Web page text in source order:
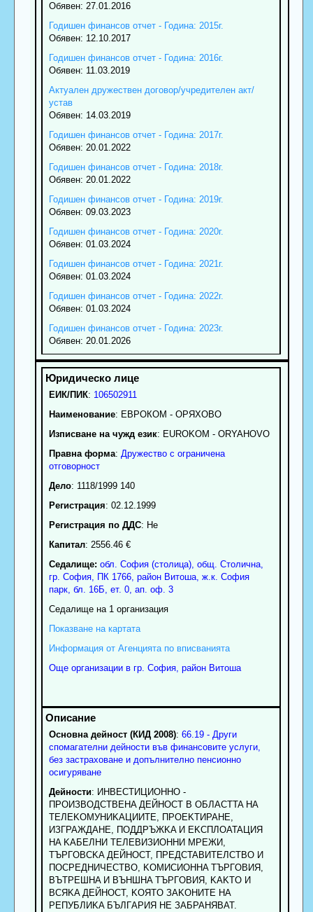
Обявен: 27.01.2016
Годишен финансов отчет - Година: 2015г.
Обявен: 12.10.2017
Годишен финансов отчет - Година: 2016г.
Обявен: 11.03.2019
Актуален дружествен договор/учредителен акт/
устав
Обявен: 14.03.2019
Годишен финансов отчет - Година: 2017г.
Обявен: 20.01.2022
Годишен финансов отчет - Година: 2018г.
Обявен: 20.01.2022
Годишен финансов отчет - Година: 2019г.
Обявен: 09.03.2023
Годишен финансов отчет - Година: 2020г.
Обявен: 01.03.2024
Годишен финансов отчет - Година: 2021г.
Обявен: 01.03.2024
Годишен финансов отчет - Година: 2022г.
Обявен: 01.03.2024
Годишен финансов отчет - Година: 2023г.
Обявен: 20.01.2026
ЕИК/ПИК: 106502911
Наименование: ЕВРОКОМ - ОРЯХОВО
Изписване на чужд език: EUROKOM - ORYAHOVO
Правна форма: Дружество с ограничена
отговорност
Дело: 1118/1999 140
Регистрация: 02.12.1999
Регистрация по ДДС: Нe
Капитал: 2556.46 €
Седалище: обл. София (столица), общ. Столична,
гр. София, ПК 1766, район Витоша, ж.к. София
парк, бл. 16Б, ет. 0, ап. оф. 3
Седалище на 1 организация
Показване на картата
Информация от Агенцията по вписванията
Още организации в гр. София, район Витоша
Основна дейност (КИД 2008): 66.19 - Други
спомагателни дейности във финансовите услуги,
без застраховане и допълнително пенсионно
осигуряване
Дейности: ИHBECTИЦИOHHO -
ПPOИЗBOДCTBEHA ДEЙHOCT B OБЛACTTA HA
TEЛEKOMУHИKAЦИИTE, ПPOEKTИPAHE,
ИЗГPAЖДAHE, ПОДДPЪЖKA И EKCПЛOATAЦИЯ
HA KAБEЛHИ TEЛEBИЗИOHHИ MPEЖИ,
TЪPГOBCKA ДEЙHOCT, ПPEДCTABИTEЛCTBO И
ПOCPEДHИЧECTBO, KOMИCИOHHA TЪPГOBИЯ,
BЪTPEШHA И BЪHШHA TЪPГOBИЯ, KAKTO И
BCЯKA ДEЙHOCT, KOЯTO ЗAKOHИTE HA
PEПУБЛИKA БЪЛГAPИЯ HE ЗAБPAHЯBAT.